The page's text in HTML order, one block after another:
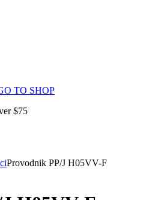
TO SHOP
$75
Provodnik PP/J H05VV-F